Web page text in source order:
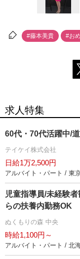
#藤本美貴 #お
求人特集
60代・70代活躍中/
テイケイ株式会社
日給1万2,500円
アルバイト・パート / 東
児童指導員/未経験
らの扶養内勤務OK
ぬくもりの森 中央
時給1,100円～
アルバイト・パート / 北